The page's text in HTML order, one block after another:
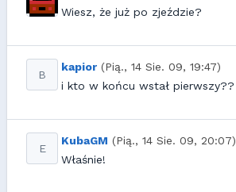
Wiesz, że już po zjeździe?
B
kapior (Pią., 14 Sie. 09, 19:47)
i kto w końcu wstał pierwszy??
E
KubaGM (Pią., 14 Sie. 09, 20:07)
Właśnie!